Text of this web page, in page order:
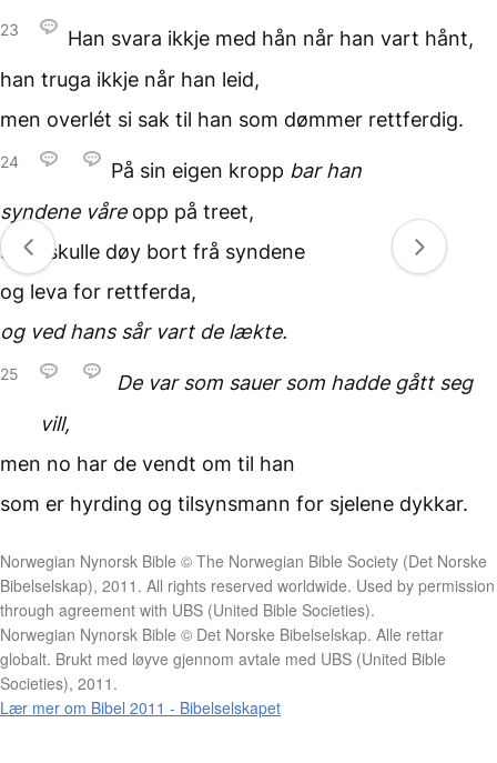
23 Han svara ikkje med hån når han vart hånt,
han truga ikkje når han leid,
men overlét si sak til han som dømmer rettferdig.
24 På sin eigen kropp bar han
syndene våreopp på treet,
så vi skulle døy bort frå syndene
og leva for rettferda,
og ved hans sår vart de lækte.
25 De var som sauersom hadde gått seg
vill,
men no har de vendt om til han
som er hyrding og tilsynsmann for sjelene dykkar.
Norwegian Nynorsk Bible © The Norwegian Bible Society (Det Norske
Bibelselskap), 2011. All rights reserved worldwide. Used by permission
through agreement with UBS (United Bible Societies).
Norwegian Nynorsk Bible © Det Norske Bibelselskap. Alle rettar
globalt. Brukt med løyve gjennom avtale med UBS (United Bible
Societies), 2011.
Lær mer om Bibel 2011 - Bibelselskapet